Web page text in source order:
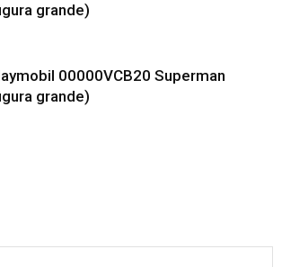
grande)
00000VCB20 Superman
grande)